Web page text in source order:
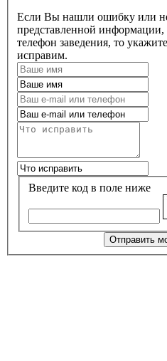
Если Вы нашли ошибку или
представленной информации,
телефон заведения, то
исправим.
Введите код в поле ниже
Отправить